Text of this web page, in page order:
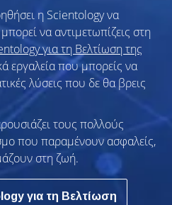
η Scientology να
να αντιμετωπίζεις στη
για τη Βελτίωση της
εργαλεία που μπορείς να
λύσεις που δε θα βρεις
τους πολλούς
που παραμένουν ασφαλείς,
στη ζωή.
για τη Βελτίωση